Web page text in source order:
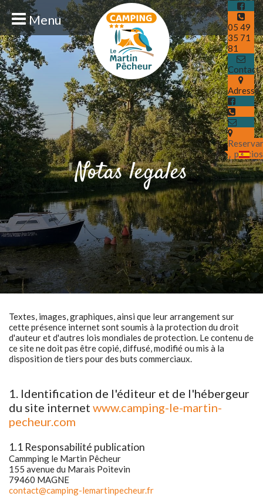
Menu
05 49
35 71
81
Contact
Adresse
y precios
Notas legales
Textes, images, graphiques, ainsi que leur arrangement sur
cette présence internet sont soumis à la protection du droit
d'auteur et d'autres lois mondiales de protection. Le contenu de
ce site ne doit pas être copié, diffusé, modifié ou mis à la
disposition de tiers pour des buts commerciaux.
1. Identification de l'éditeur et de l'hébergeur
du site internet www.camping-le-martin-
pecheur.com
1.1 Responsabilité publication
Cammping le Martin Pêcheur
155 avenue du Marais Poitevin
79460 MAGNE
contact@camping-lemartinpecheur.fr